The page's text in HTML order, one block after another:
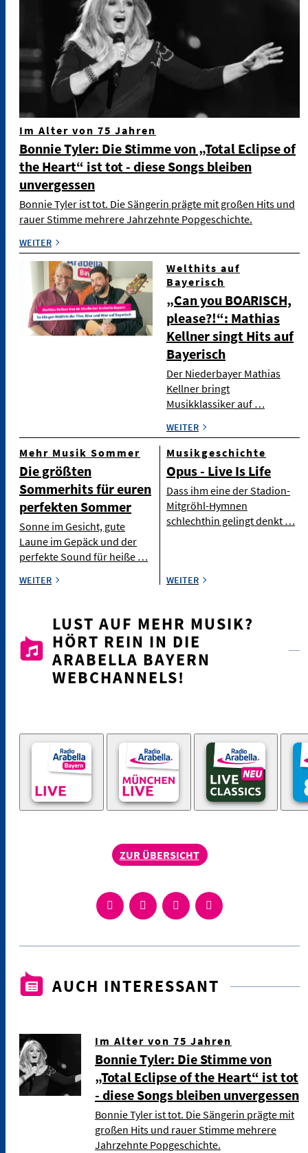
Im Alter von 75 Jahren
Bonnie Tyler: Die Stimme von „Total Eclipse of
the Heart“ ist tot - diese Songs bleiben
unvergessen
Bonnie Tyler ist tot. Die Sängerin prägte mit großen Hits und
rauer Stimme mehrere Jahrzehnte Popgeschichte.
WEITER
Welthits auf
Bayerisch
„Can you BOARISCH,
please?!“: Mathias
Kellner singt Hits auf
Bayerisch
Der Niederbayer Mathias
Kellner bringt
Musikklassiker auf …
WEITER
Mehr Musik Sommer
Die größten
Sommerhits für euren
perfekten Sommer
Sonne im Gesicht, gute
Laune im Gepäck und der
perfekte Sound für heiße …
WEITER
Musikgeschichte
Opus - Live Is Life
Dass ihm eine der Stadion-
Mitgröhl-Hymnen
schlechthin gelingt denkt …
WEITER
LUST AUF MEHR MUSIK?
HÖRT REIN IN DIE
ARABELLA BAYERN
WEBCHANNELS!
ZUR ÜBERSICHT
AUCH INTERESSANT
Im Alter von 75 Jahren
Bonnie Tyler: Die Stimme von
„Total Eclipse of the Heart“ ist tot
- diese Songs bleiben unvergessen
Bonnie Tyler ist tot. Die Sängerin prägte mit
großen Hits und rauer Stimme mehrere
Jahrzehnte Popgeschichte.